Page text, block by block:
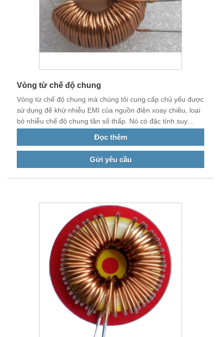
Vòng từ chế độ chung
Vòng từ chế độ chung mà chúng tôi cung cấp chủ yếu được
sử dụng để khử nhiễu EMI của nguồn điện xoay chiều, loại
bỏ nhiễu chế độ chung tần số thấp. Nó có đặc tính suy
giảm tốt và tổn thất tương đối thấp. Sản phẩm của chúng
tôi được sử dụng trong các sản phẩm điện, điện tử khác
Đọc thêm
Gửi yêu cầu